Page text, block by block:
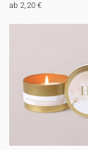
ab 2,20 €